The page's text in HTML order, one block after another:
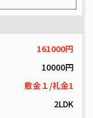
161000円
10000円
敷金１/礼金1
2LDK